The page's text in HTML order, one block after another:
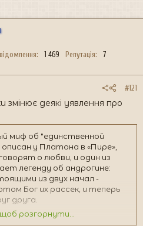
1 469 Репутація
7
#121
деякі уявлення про
миф об "единственной
у Платона в «Пире»,
о любви, и один из
легенду об андрогине:
из двух начал -
Бог их рассек, и теперь
друга.
о том, что есть на
розгорнути...